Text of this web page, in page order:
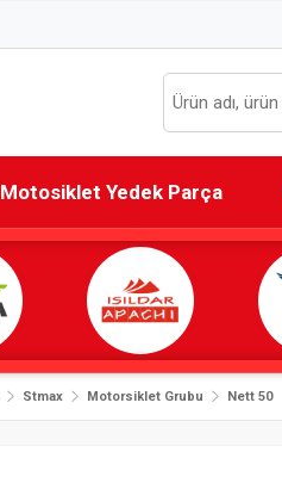
Motosiklet Yedek Parça
Stmax Motorsiklet Grubu Nett 50